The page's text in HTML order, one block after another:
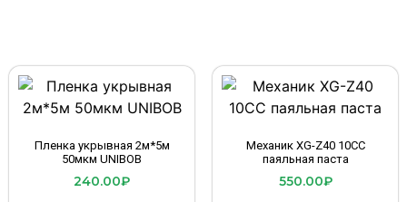
Пленка укрывная 2м*5м
50мкм UNIBOB
240.00₽
Механик XG-Z40 10CC
паяльная паста
550.00₽